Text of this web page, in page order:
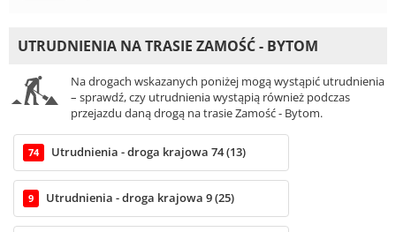
UTRUDNIENIA NA TRASIE ZAMOŚĆ - BYTOM
Na drogach wskazanych poniżej mogą wystąpić utrudnienia
– sprawdź, czy utrudnienia wystąpią również podczas
przejazdu daną drogą na trasie Zamość - Bytom.
74 Utrudnienia - droga krajowa 74 (13)
9 Utrudnienia - droga krajowa 9 (25)